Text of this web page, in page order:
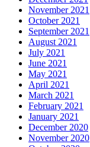
November 2021
October 2021
September 2021
August 2021
July 2021
June 2021
May 2021
April 2021
March 2021
February 2021
January 2021
December 2020
November 2020